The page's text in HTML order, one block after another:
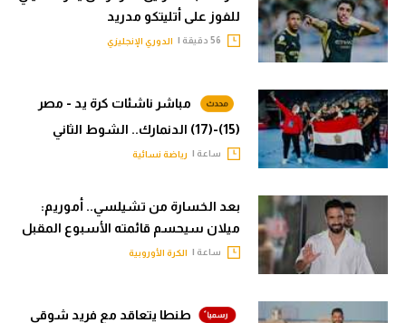
للفوز على أتليتكو مدريد
الدوري الإنجليزي
مباشر ناشئات كرة يد - مصر
(15)-(17) الدنمارك.. الشوط الثاني
ساعة | رياضة نسائية
بعد الخسارة من تشيلسي.. أموريم:
ميلان سيحسم قائمته الأسبوع المقبل
ساعة | الكرة الأوروبية
طنطا يتعاقد مع فريد شوقي